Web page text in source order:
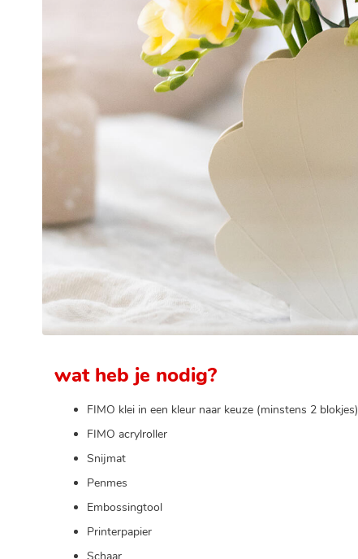
wat heb je nodig?
FIMO klei in een kleur naar keuze (minstens 2 blokjes)
FIMO acrylroller
Snijmat
Penmes
Embossingtool
Printerpapier
Schaar